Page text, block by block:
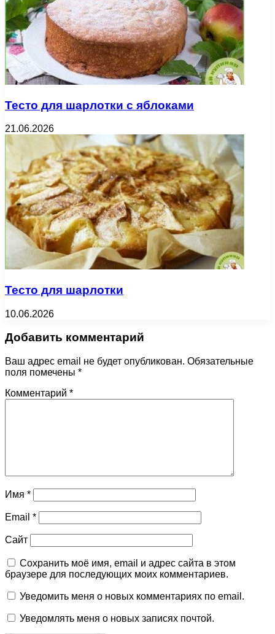
Тесто для шарлотки с яблоками
21.06.2026
Тесто для шарлотки
10.06.2026
Добавить комментарий
Ваш адрес email не будет опубликован. Обязательные
поля помечены *
Комментарий *
Имя *
Email *
Сайт
Сохранить моё имя, email и адрес сайта в этом
браузере для последующих моих комментариев.
Уведомить меня о новых комментариях по email.
Уведомлять меня о новых записях почтой.